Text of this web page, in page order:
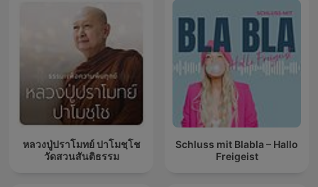
หลวงปู่ปราโมทย์ ปาโมชฺโช
วัดสวนสันติธรรม
Schluss mit Blabla – Hallo
Freigeist